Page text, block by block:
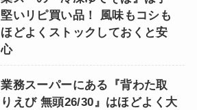
堅いリピ買い品！ 風味もコシも
ほどよくストックしておくと安
心
業務スーパーにある『背わた取
りえび 無頭26/30』はほどよく大